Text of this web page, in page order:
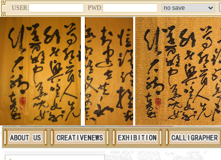
USER: PWD:
PAINTING AND CALLIGRAPHY 东方白草